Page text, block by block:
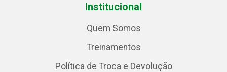
Institucional
Quem Somos
Treinamentos
Política de Troca e Devolução